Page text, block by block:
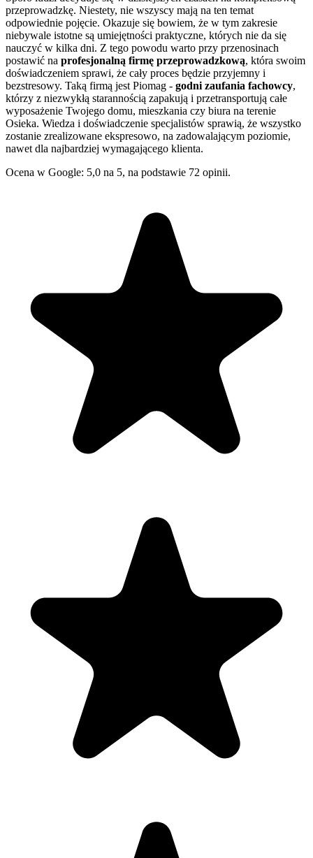
przeprowadzkę. Niestety, nie wszyscy mają na ten temat
odpowiednie pojęcie. Okazuje się bowiem, że w tym zakresie
niebywale istotne są umiejętności praktyczne, których nie da się
nauczyć w kilka dni. Z tego powodu warto przy przenosinach
postawić na profesjonalną firmę przeprowadzkową, która swoim
doświadczeniem sprawi, że cały proces będzie przyjemny i
bezstresowy. Taką firmą jest Piomag - godni zaufania fachowcy,
którzy z niezwykłą starannością zapakują i przetransportują całe
wyposażenie Twojego domu, mieszkania czy biura na terenie
Osieka. Wiedza i doświadczenie specjalistów sprawią, że wszystko
zostanie zrealizowane ekspresowo, na zadowalającym poziomie,
nawet dla najbardziej wymagającego klienta.
Ocena w Google: 5,0 na 5, na podstawie 72 opinii.